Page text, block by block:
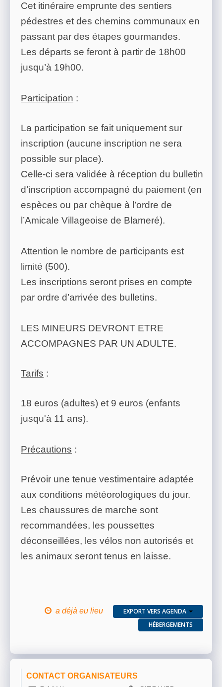
Cet itinéraire emprunte des sentiers
pédestres et des chemins communaux en
passant par des étapes gourmandes.
Les départs se feront à partir de 18h00
jusqu’à 19h00.
Participation :
La participation se fait uniquement sur
inscription (aucune inscription ne sera
possible sur place).
Celle-ci sera validée à réception du bulletin
d’inscription accompagné du paiement (en
espèces ou par chèque à l’ordre de
l’Amicale Villageoise de Blameré).
Attention le nombre de participants est
limité (500).
Les inscriptions seront prises en compte
par ordre d’arrivée des bulletins.
LES MINEURS DEVRONT ETRE
ACCOMPAGNES PAR UN ADULTE.
Tarifs :
18 euros (adultes) et 9 euros (enfants
jusqu'à 11 ans).
Précautions :
Prévoir une tenue vestimentaire adaptée
aux conditions météorologiques du jour.
Les chaussures de marche sont
recommandées, les poussettes
déconseillées, les vélos non autorisés et
les animaux seront tenus en laisse.
a déjà eu lieu
EXPORT VERS AGENDA
HÉBERGEMENTS
CONTACT ORGANISATEURS